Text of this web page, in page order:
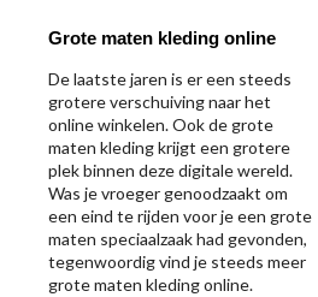
Grote maten kleding online
De laatste jaren is er een steeds
grotere verschuiving naar het
online winkelen. Ook de grote
maten kleding krijgt een grotere
plek binnen deze digitale wereld.
Was je vroeger genoodzaakt om
een eind te rijden voor je een grote
maten speciaalzaak had gevonden,
tegenwoordig vind je steeds meer
grote maten kleding online.